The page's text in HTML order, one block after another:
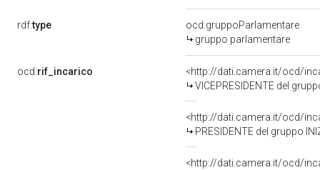
rdf:type
ocd:gruppoParlamentare
gruppo parlamentare
ocd:rif_incarico
<http://dati.camera.it/ocd/
VICEPRESIDENTE del gruppo INIZIATIVA RESPONSABILE (NOI SUD-
<http://dati.camera.it/ocd/
PRESIDENTE del gruppo INIZIATIVA RESPONSABILE (NOI SUD-LIBERTA'
<http://dati.camera.it/ocd/